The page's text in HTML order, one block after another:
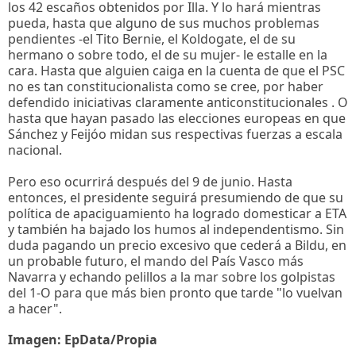
los 42 escaños obtenidos por Illa. Y lo hará mientras
pueda, hasta que alguno de sus muchos problemas
pendientes -el Tito Bernie, el Koldogate, el de su
hermano o sobre todo, el de su mujer- le estalle en la
cara. Hasta que alguien caiga en la cuenta de que el PSC
no es tan constitucionalista como se cree, por haber
defendido iniciativas claramente anticonstitucionales . O
hasta que hayan pasado las elecciones europeas en que
Sánchez y Feijóo midan sus respectivas fuerzas a escala
nacional.
Pero eso ocurrirá después del 9 de junio. Hasta
entonces, el presidente seguirá presumiendo de que su
política de apaciguamiento ha logrado domesticar a ETA
y también ha bajado los humos al independentismo. Sin
duda pagando un precio excesivo que cederá a Bildu, en
un probable futuro, el mando del País Vasco más
Navarra y echando pelillos a la mar sobre los golpistas
del 1-O para que más bien pronto que tarde "lo vuelvan
a hacer".
Imagen: EpData/Propia